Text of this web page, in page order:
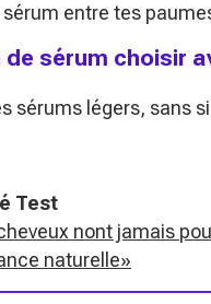
entre tes
de sérum choisir
sérums légers, sans
Test
nont jamais
naturelle»